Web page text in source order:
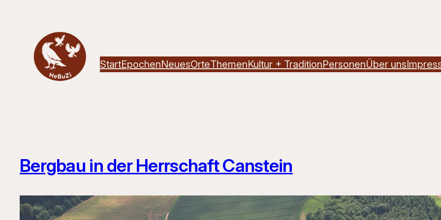
StartEpochenNeuesOrteThemenKultur + TraditionPersonenÜber uns
Bergbau in der Herrschaft Canstein